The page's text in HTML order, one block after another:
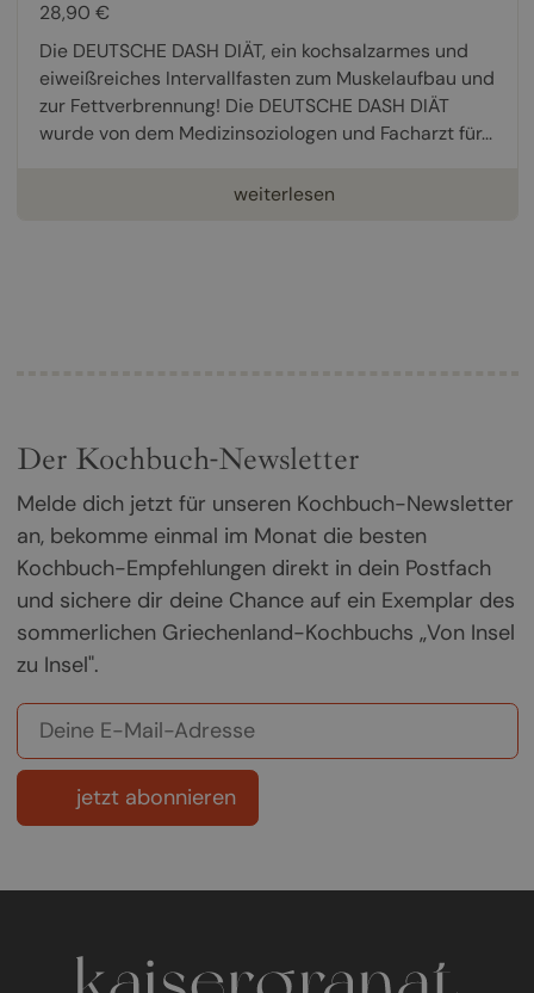
28,90 €
Die DEUTSCHE DASH DIÄT, ein kochsalzarmes und
eiweißreiches Intervallfasten zum Muskelaufbau und
zur Fettverbrennung! Die DEUTSCHE DASH DIÄT
wurde von dem Medizinsoziologen und Facharzt für...
weiterlesen
Der Kochbuch-Newsletter
Melde dich jetzt für unseren Kochbuch-Newsletter
an, bekomme einmal im Monat die besten
Kochbuch-Empfehlungen direkt in dein Postfach
und sichere dir deine Chance auf ein Exemplar des
sommerlichen Griechenland-Kochbuchs „Von Insel
zu Insel".
jetzt abonnieren